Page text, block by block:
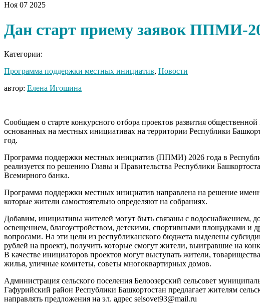
Ноя 07 2025
Дан старт приему заявок ППМИ-
Категории:
Программа поддержки местных инициатив, Новости
автор: Елена Игошина
Сообщаем о старте конкурсного отбора проектов развития
основанных на местных инициативах на территории Республики
год.
Программа поддержки местных инициатив (ППМИ) 2026 года в
реализуется по решению Главы и Правительства Республики
Всемирного банка.
Программа поддержки местных инициатив направлена на решение
которые жители самостоятельно определяют на собраниях.
Добавим, инициативы жителей могут быть связаны с водоснабжением,
освещением, благоустройством, детскими, спортивными площадками и
вопросами. На эти цели из республиканского бюджета выделены
рублей на проект), получить которые смогут жители, выигравшие на
В качестве инициаторов проектов могут выступать жители,
жилья, уличные комитеты, советы многоквартирных домов.
Администрация сельского поселения Белоозерский сельсовет
Гафурийский район Республики Башкортостан предлагает жителям
направлять предложения на эл. адрес selsovet93@mail.ru